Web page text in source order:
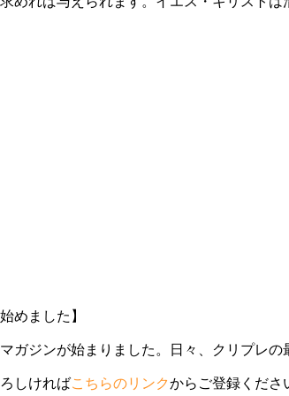
めました】
ガジンが始まりました。日々、クリプレ
しければこちらのリンクからご登録くださ